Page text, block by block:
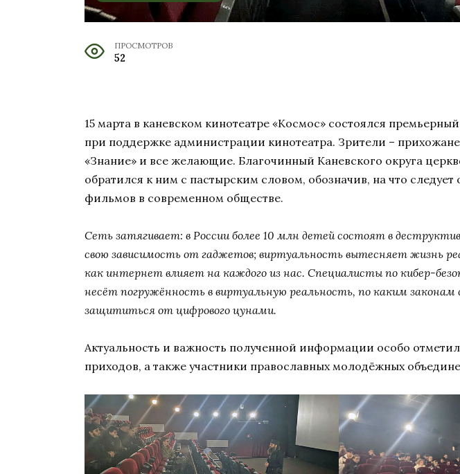
ПРОСМОТРОВ
52
15 марта в каневском кинотеатре «Космос» состоялся
при поддержке администрации кинотеатра. Зрители –
«Знание» и все желающие. Благочинный Каневского округа
обратился к ним с пастырским словом, обозначив, на что
фильмов в современном обществе.
Сеть затягивает: в России более 10 млн детей состоят в
свою зависимость от гаджетов; виртуальность вытесняет жизнь
как интернет влияет на каждого из нас. Специалисты по кибер-
несёт погружённость в виртуальную реальность, по каким
защититься от цифрового цунами.
Актуальность и важность полученной информации особо
приходов, а также участники православных молодёжных